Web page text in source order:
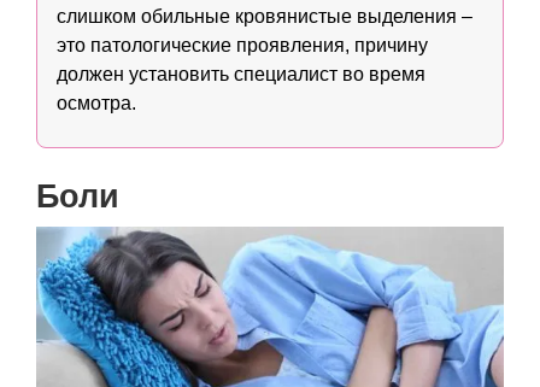
слишком обильные кровянистые выделения –
это патологические проявления, причину
должен установить специалист во время
осмотра.
Боли